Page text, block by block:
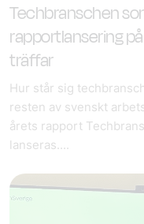
Techbranschen
rapportlansering
träffar
Hur står sig
resten av svenskt
årets rapport
lanseras....